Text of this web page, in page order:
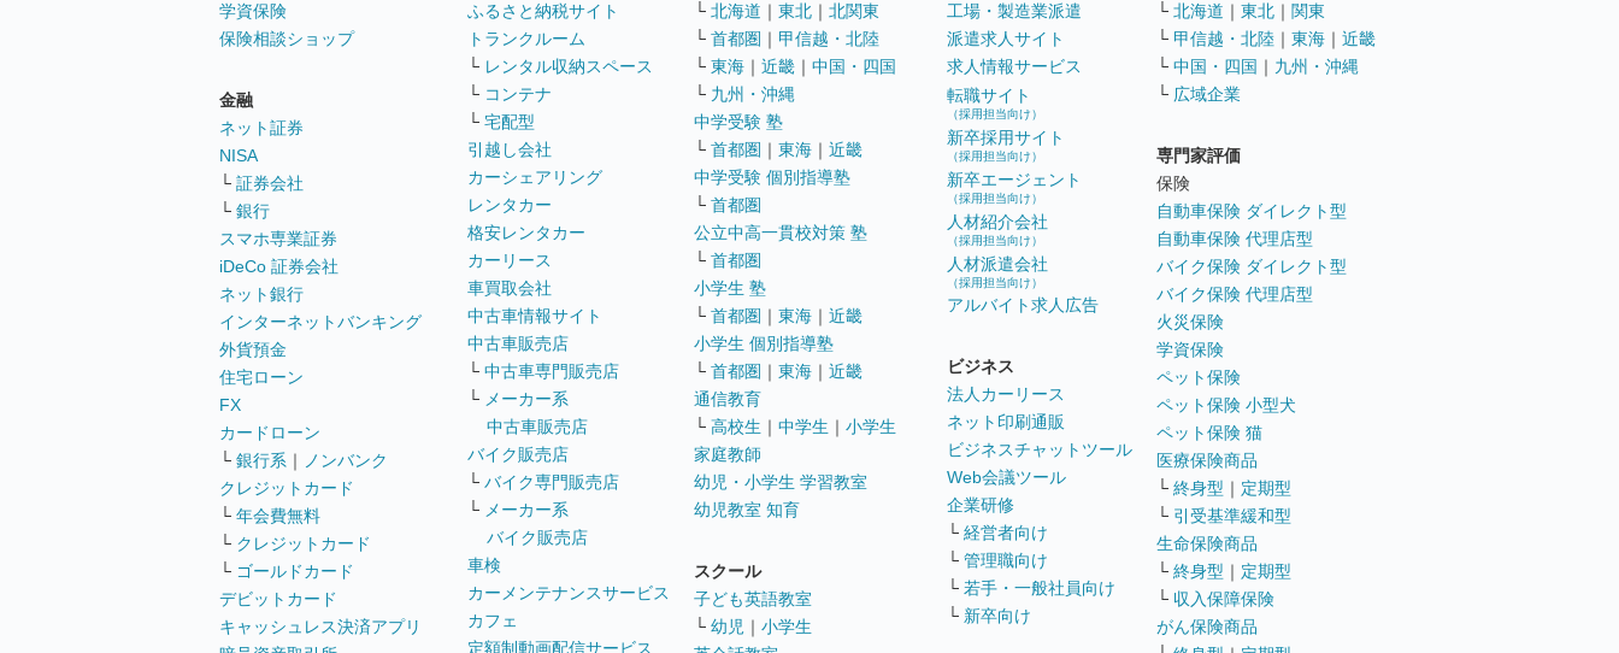
学資保険
保険相談ショップ
金融
ネット証券
NISA
└ 証券会社
└ 銀行
スマホ専業証券
iDeCo 証券会社
ネット銀行
インターネットバンキング
外貨預金
住宅ローン
FX
カードローン
└ 銀行系 ｜
ノンバンク
クレジットカード
└ 年会費無料
└ クレジットカード
└ ゴールドカード
デビットカード
キャッシュレス決済アプリ
ふるさと納税サイト
トランクルーム
└ レンタル収納スペース
└ コンテナ
└ 宅配型
引越し会社
カーシェアリング
レンタカー
格安レンタカー
カーリース
車買取会社
中古車情報サイト
中古車販売店
└ 中古車専門販売店
└ メーカー系
中古車販売店
バイク販売店
└ バイク専門販売店
└ メーカー系
バイク販売店
車検
カーメンテナンスサービス
カフェ
定額制動画配信サービス
└ 北海道 ｜ 東北 ｜ 北関東
└ 首都圏 ｜ 甲信越・北陸
└ 東海 ｜ 近畿 ｜ 中国・四国
└ 九州・沖縄
中学受験 塾
└ 首都圏 ｜ 東海 ｜ 近畿
中学受験 個別指導塾
└ 首都圏
公立中高一貫校対策 塾
└ 首都圏
小学生 塾
└ 首都圏 ｜ 東海 ｜ 近畿
小学生 個別指導塾
└ 首都圏 ｜ 東海 ｜ 近畿
通信教育
└ 高校生 ｜ 中学生 ｜ 小学生
家庭教師
幼児・小学生 学習教室
幼児教室 知育
スクール
子ども英語教室
└ 幼児 ｜ 小学生
工場・製造業派遣
派遣求人サイト
求人情報サービス
転職サイト
（採用担当向け）
新卒採用サイト
（採用担当向け）
新卒エージェント
（採用担当向け）
人材紹介会社
（採用担当向け）
人材派遣会社
（採用担当向け）
アルバイト求人広告
ビジネス
法人カーリース
ネット印刷通販
ビジネスチャットツール
Web会議ツール
企業研修
└ 経営者向け
└ 管理職向け
└ 若手・一般社員向け
└ 新卒向け
└ 北海道 ｜ 東北 ｜ 関東
└ 甲信越・北陸 ｜ 東海 ｜ 近畿
└ 中国・四国 ｜ 九州・沖縄
└ 広域企業
専門家評価
保険
自動車保険 ダイレクト型
自動車保険 代理店型
バイク保険 ダイレクト型
バイク保険 代理店型
火災保険
学資保険
ペット保険
ペット保険 小型犬
ペット保険 猫
医療保険商品
└ 終身型 ｜ 定期型
└ 引受基準緩和型
生命保険商品
└ 終身型 ｜ 定期型
└ 収入保障保険
がん保険商品